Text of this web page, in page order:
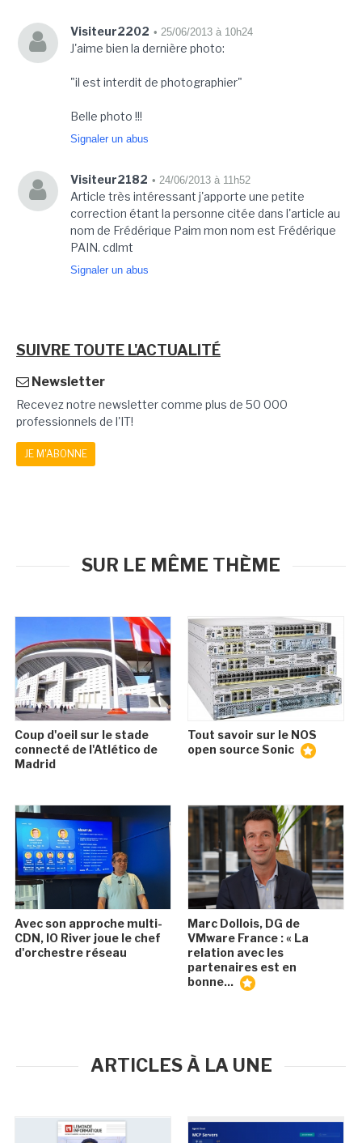
Visiteur2202 • 25/06/2013 à 10h24
J'aime bien la dernière photo:
"il est interdit de photographier"
Belle photo !!!
Signaler un abus
Visiteur2182 • 24/06/2013 à 11h52
Article très intéressant j'apporte une petite
correction étant la personne citée dans l'article au
nom de Frédérique Paim mon nom est Frédérique
PAIN. cdlmt
Signaler un abus
SUIVRE TOUTE L'ACTUALITÉ
Newsletter
Recevez notre newsletter comme plus de 50 000
professionnels de l'IT!
JE M'ABONNE
SUR LE MÊME THÈME
Coup d'oeil sur le stade
connecté de l'Atlético de
Madrid
Tout savoir sur le NOS
open source Sonic
Avec son approche multi-
CDN, IO River joue le chef
d'orchestre réseau
Marc Dollois, DG de
VMware France : « La
relation avec les
partenaires est en
bonne...
ARTICLES À LA UNE